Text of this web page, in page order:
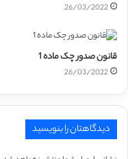
26/03/2022
قانون صدور چک ماده 1
26/03/2022
دیدگاهتان را بنویسید